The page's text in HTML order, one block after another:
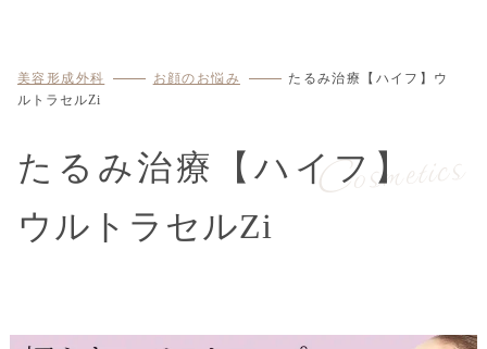
美容形成外科 お顔のお悩み
たるみ治療【ハイフ】ウ
ルトラセルZi
Cosmetics
たるみ治療【ハイフ】
ウルトラセルZi